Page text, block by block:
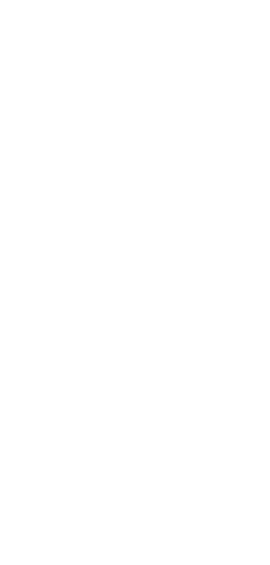
(Hochrhein) und Helgoland
Service nicht nutzen.
zur eID-Karte
: „The eID card for citizens
Union and the European
(PDF, barrierearm)
der eID-Karte
Karteninhabers
Gebühren für Personalausweise
Identitätsnachweis